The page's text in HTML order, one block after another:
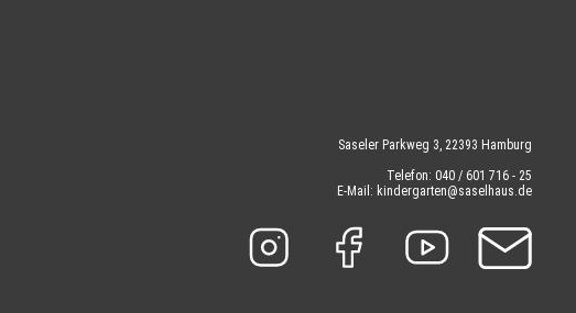
Saseler Parkweg 3, 22393 Hamburg
Telefon: 040 / 601 716 - 25
E-Mail: kindergarten@saselhaus.de